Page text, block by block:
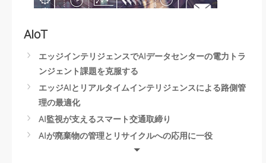
AIoT
エッジインテリジェンスでAIデータセンターの電力トラ
ンジェント課題を克服する
エッジAIとリアルタイムインテリジェンスによる路側管
理の最適化
AI監視が支えるスマート交通取締り
AIが廃棄物の管理とリサイクルへの応用に一役
AIと自動化の食品・飲料業界への応用